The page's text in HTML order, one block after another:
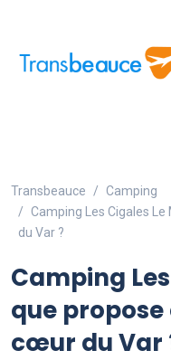
Transbeauce
Camping
Camping Les Cigales
du Var ?
Camping
que
cœur du Var